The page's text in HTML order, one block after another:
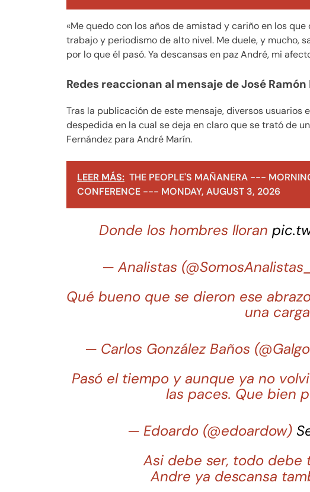
«Me quedo con los años de amistad y cariño en los
trabajo y periodismo de alto nivel. Me duele, y mucho,
por lo que él pasó. Ya descansas en paz André, mi
Redes reaccionan al mensaje de José
Tras la publicación de este mensaje, diversos usuarios
despedida en la cual se deja en claro que se trató de
Fernández para André Marín.
LEER MÁS: THE PEOPLE'S MAÑANERA ---
CONFERENCE --- MONDAY, AUGUST 3, 2026
Donde los hombres lloran
— Analistas
Qué bueno que se dieron ese
una
— Carlos González Baños
Pasó el tiempo y aunque ya no
las paces. Que bien
— Edoardo (@edoardow)
Asi debe ser, todo debe
Andre ya descansa